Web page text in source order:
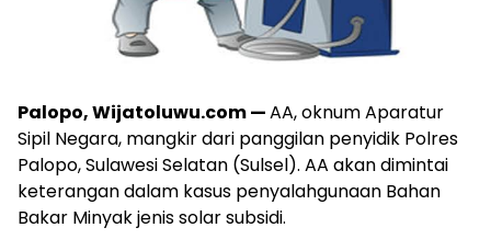
Palopo, Wijatoluwu.com —AA, oknum Aparatur
Sipil Negara, mangkir dari panggilan penyidik Polres
Palopo, Sulawesi Selatan (Sulsel). AA akan dimintai
keterangan dalam kasus penyalahgunaan Bahan
Bakar Minyak jenis solar subsidi.